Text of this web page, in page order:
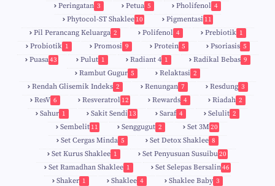
Peringatan 3 Petua 5 Pholifenol 4
Phytocol-ST Shaklee 10 Pigmentasi 11
Pil Perancang Keluarga 2 Polifenol 4 Prebiotik 1
Probiotik 1 Promosi 9 Protein 5 Psoriasis 5
Puasa43 Pulut 1 Radiant 4 1 Radikal Bebas 9
Rambut Gugur 5 Relaktasi 2
Rendah Glisemik Indeks 2 Renungan 7 Resdung 3
ResV 6 Resveratrol 12 Rewards 4 Riadah 2
Sahur 1 Sakit Sendi 13 Saraf 4 Selulit 2
Sembelit 11 Senggugut 2 Set 3M20
Set Cergas Minda 5 Set Detox Shaklee 8
Set Kurus Shaklee 1 Set Penyusuan Susuibu20
Set Ramadhan Shaklee 1 Set Selepas Bersalin46
Shaker 1 Shaklee 4 Shaklee Baby 3